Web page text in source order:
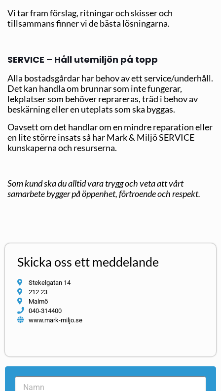
Vi tar fram förslag, ritningar och skisser och
tillsammans finner vi de bästa lösningarna.
SERVICE – Håll utemiljön på topp
Alla bostadsgårdar har behov av ett service/underhåll.
Det kan handla om brunnar som inte fungerar,
lekplatser som behöver reprareras, träd i behov av
beskärning eller en uteplats som ska byggas.
Oavsett om det handlar om en mindre reparation eller
en lite större insats så har Mark & Miljö SERVICE
kunskaperna och resurserna.
Som kund ska du alltid vara trygg och veta att vårt
samarbete bygger på öppenhet, förtroende och respekt.
Skicka oss ett meddelande
Stekelgatan 14
212 23
Malmö
040-314400
www.mark-miljo.se